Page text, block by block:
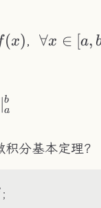
(x)，\forall
∀x ∈ [a,
∣a
b
分基本定理？
；